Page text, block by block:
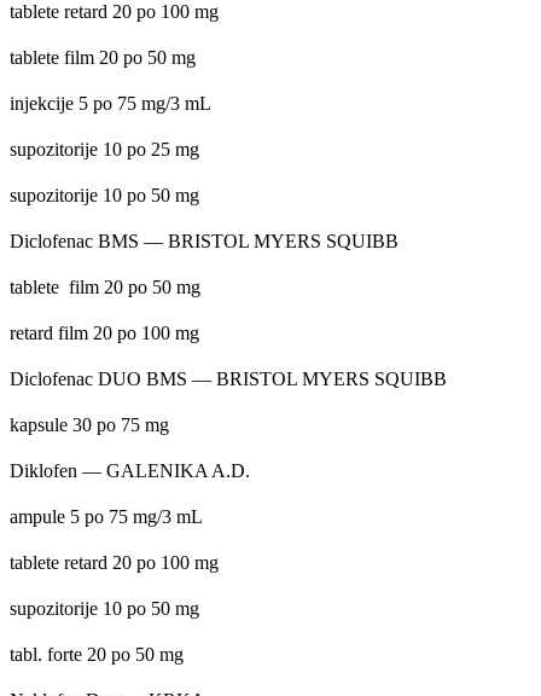
tablete retard 20 po 100 mg
tablete film 20 po 50 mg
injekcije 5 po 75 mg/3 mL
supozitorije 10 po 25 mg
supozitorije 10 po 50 mg
Diclofenac BMS — BRISTOL MYERS SQUIBB
tablete film 20 po 50 mg
retard film 20 po 100 mg
Diclofenac DUO BMS — BRISTOL MYERS SQUIBB
kapsule 30 po 75 mg
Diklofen — GALENIKA A.D.
ampule 5 po 75 mg/3 mL
tablete retard 20 po 100 mg
supozitorije 10 po 50 mg
tabl. forte 20 po 50 mg